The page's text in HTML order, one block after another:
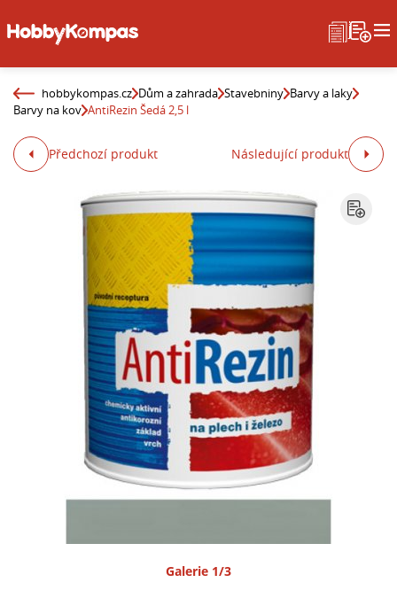
hobbykompas.cz Dům a zahrada Stavebniny Barvy a laky
Barvy na kov AntiRezin Šedá 2,5 l
Předchozí produkt Následující produkt
Galerie 1/3